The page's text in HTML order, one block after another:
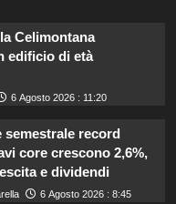
Celimontana
edificio di età
6 Agosto 2026 : 11:20
semestrale record
core crescono 2,6%,
e dividendi
6 Agosto 2026 : 8:45